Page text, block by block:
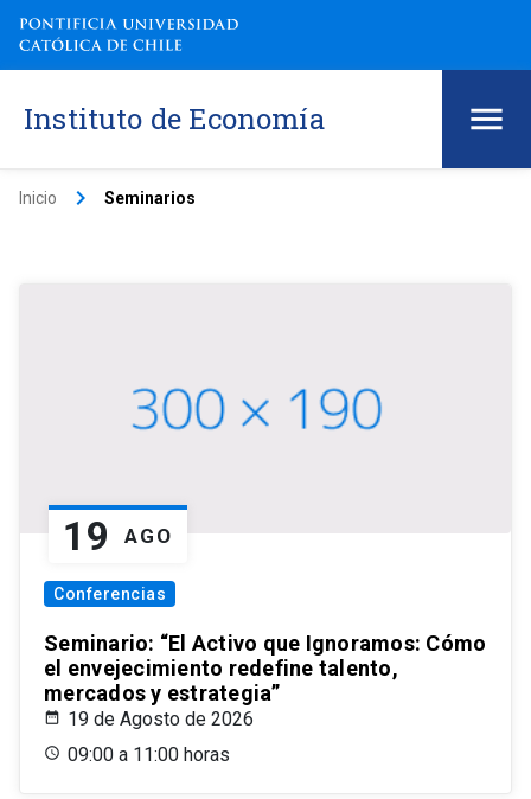
Instituto de Economía
Inicio keyboard_arrow_right Seminarios
19 AGO
Conferencias
Seminario: “El Activo que Ignoramos: Cómo
el envejecimiento redefine talento,
mercados y estrategia”
19 de Agosto de 2026
09:00 a 11:00 horas